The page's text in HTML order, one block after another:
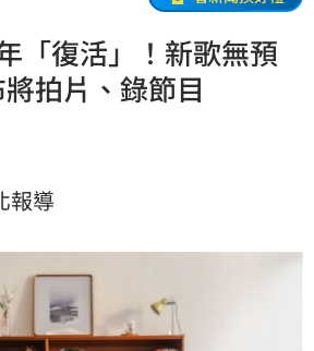
「復活」！新歌無預
拍片、錄節目
報導